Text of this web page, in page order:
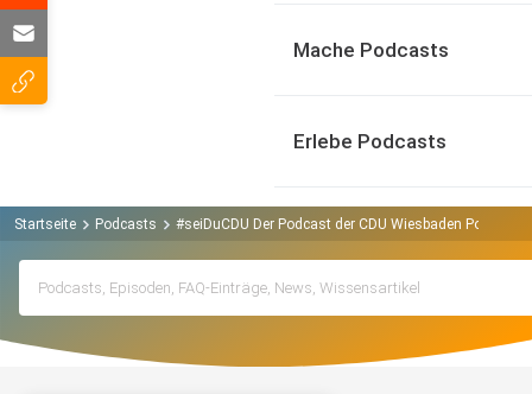
Mache Podcasts
Erlebe Podcasts
Startseite Podcasts #seiDuCDU Der Podcast der CDU Wiesbaden Podcast